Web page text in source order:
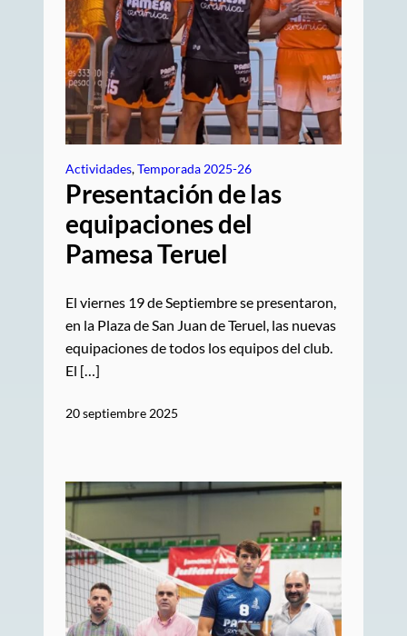
Actividades, Temporada 2025-26
Presentación de las
equipaciones del
Pamesa Teruel
El viernes 19 de Septiembre se presentaron,
en la Plaza de San Juan de Teruel, las nuevas
equipaciones de todos los equipos del club.
El […]
20 septiembre 2025